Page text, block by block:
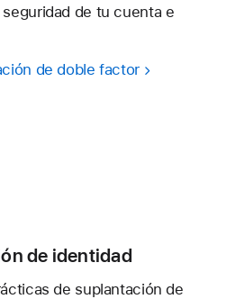
de tu cuenta e
de doble factor
de identidad
de suplantación de